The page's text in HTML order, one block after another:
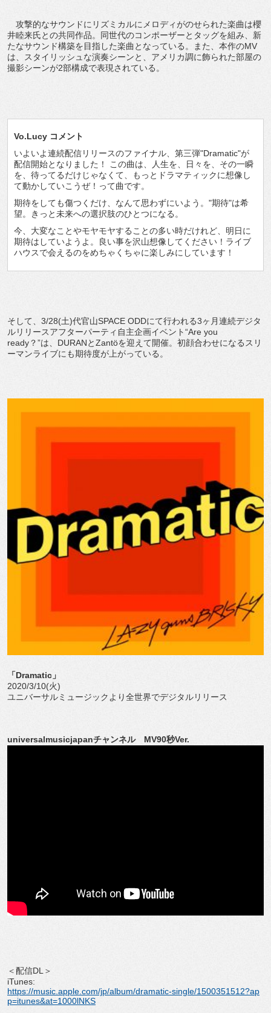
攻撃的なサウンドにリズミカルにメロディがのせられた楽曲は櫻
井睦来氏との共同作品。同世代のコンポーザーとタッグを組み、新
たなサウンド構築を目指した楽曲となっている。また、本作のMV
は、スタイリッシュな演奏シーンと、アメリカ調に飾られた部屋の
撮影シーンが2部構成で表現されている。
Vo.Lucy コメント
いよいよ連続配信リリースのファイナル、第三弾"Dramatic"が
配信開始となりました！ この曲は、人生を、日々を、その一瞬
を、待ってるだけじゃなくて、もっとドラマティックに想像し
て動かしていこうぜ！って曲です。
期待をしても傷つくだけ、なんて思わずにいよう。"期待"は希
望。きっと未来への選択肢のひとつになる。
今、大変なことやモヤモヤすることの多い時だけれど、明日に
期待はしていようよ。良い事を沢山想像してください！ライブ
ハウスで会えるのをめちゃくちゃに楽しみにしています！
そして、3/28(土)代官山SPACE ODDにて行われる3ヶ月連続デジタ
ルリリースアフターパーティ自主企画イベント“Are you
ready？”は、DURANとZantöを迎えて開催。初顔合わせになるスリ
ーマンライブにも期待度が上がっている。
「Dramatic」
2020/3/10(火)
ユニバーサルミュージックより全世界でデジタルリリース
universalmusicjapanチャンネル MV90秒Ver.
＜配信DL＞
iTunes:
https://music.apple.com/jp/album/dramatic-single/1500351512?ap
p=itunes&at=1000lNKS